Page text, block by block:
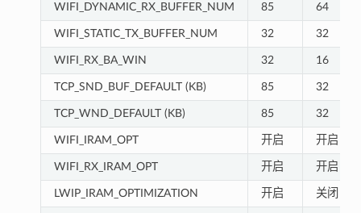
WIFI_DYNAMIC_RX_BUFFER_NUM 85 64
WIFI_STATIC_TX_BUFFER_NUM 32 32
WIFI_RX_BA_WIN 32 16
TCP_SND_BUF_DEFAULT (KB) 85 32
TCP_WND_DEFAULT (KB) 85 32
WIFI_IRAM_OPT 开启 开启
WIFI_RX_IRAM_OPT 开启 开启
LWIP_IRAM_OPTIMIZATION 开启 关闭